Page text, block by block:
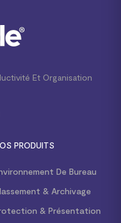
Et Organisation
PRODUITS
De Bureau
& Archivage
& Présentation